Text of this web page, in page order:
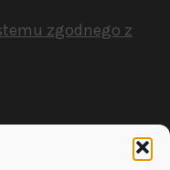
zgodnego z